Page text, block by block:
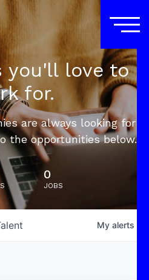
you'll love to
for.
are always looking for
the opportunities below.
0
JOBS
My alerts